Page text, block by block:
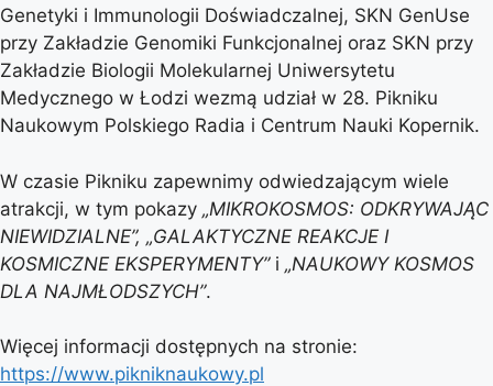
Genetyki i Immunologii Doświadczalnej, SKN GenUse
przy Zakładzie Genomiki Funkcjonalnej oraz SKN przy
Zakładzie Biologii Molekularnej Uniwersytetu
Medycznego w Łodzi wezmą udział w 28. Pikniku
Naukowym Polskiego Radia i Centrum Nauki Kopernik.
W czasie Pikniku zapewnimy odwiedzającym wiele
atrakcji, w tym pokazy „MIKROKOSMOS: ODKRYWAJĄC
NIEWIDZIALNE”, „GALAKTYCZNE REAKCJE I
KOSMICZNE EKSPERYMENTY”i „NAUKOWY KOSMOS
DLA NAJMŁODSZYCH”.
Więcej informacji dostępnych na stronie:
https://www.pikniknaukowy.pl